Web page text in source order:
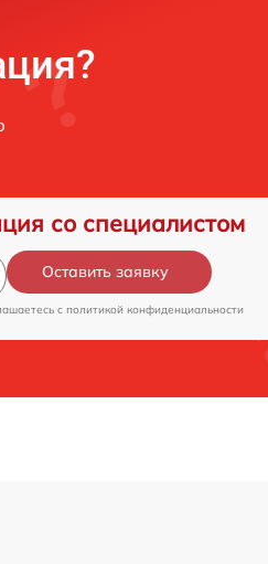
со специалистом
Оставить заявку
c политикой конфиденциальности